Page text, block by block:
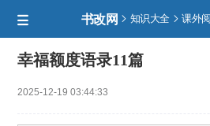
书改网  知识大全 课外

幸福额度语录11篇
2025-12-19 03:44:33